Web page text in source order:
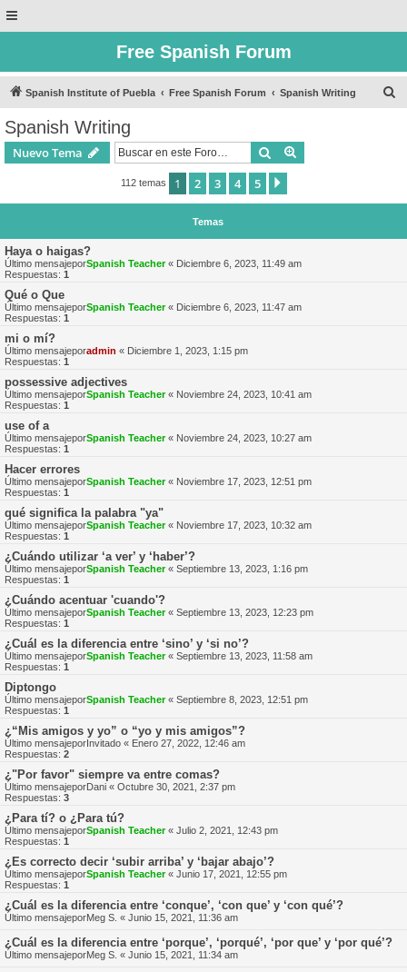
Free Spanish Forum
Spanish Institute of Puebla Free Spanish Forum Spanish Writing
Spanish Writing
Nuevo Tema Buscar
112 temas 1 2 3 4 5
Temas
Haya o haigas?
Último mensajeporSpanish Teacher« Diciembre 6, 2023, 11:49 am
Respuestas: 1
Qué o Que
Último mensajeporSpanish Teacher« Diciembre 6, 2023, 11:47 am
Respuestas: 1
mi o mí?
Último mensajeporadmin « Diciembre 1, 2023, 1:15 pm
Respuestas: 1
possessive adjectives
Último mensajeporSpanish Teacher« Noviembre 24, 2023, 10:41 am
Respuestas: 1
use of a
Último mensajeporSpanish Teacher« Noviembre 24, 2023, 10:27 am
Respuestas: 1
Hacer errores
Último mensajeporSpanish Teacher« Noviembre 17, 2023, 12:51 pm
Respuestas: 1
qué significa la palabra "ya"
Último mensajeporSpanish Teacher« Noviembre 17, 2023, 10:32 am
Respuestas: 1
¿Cuándo utilizar ‘a ver’ y ‘haber’?
Último mensajeporSpanish Teacher« Septiembre 13, 2023, 1:16 pm
Respuestas: 1
¿Cuándo acentuar 'cuando'?
Último mensajeporSpanish Teacher« Septiembre 13, 2023, 12:23 pm
Respuestas: 1
¿Cuál es la diferencia entre ‘sino’ y ‘si no’?
Último mensajeporSpanish Teacher« Septiembre 13, 2023, 11:58 am
Respuestas: 1
Diptongo
Último mensajeporSpanish Teacher« Septiembre 8, 2023, 12:51 pm
Respuestas: 1
¿“Mis amigos y yo” o “yo y mis amigos”?
Último mensajeporInvitado « Enero 27, 2022, 12:46 am
Respuestas: 2
¿"Por favor" siempre va entre comas?
Último mensajeporDani « Octubre 30, 2021, 2:37 pm
Respuestas: 3
¿Para tí? o ¿Para tú?
Último mensajeporSpanish Teacher« Julio 2, 2021, 12:43 pm
Respuestas: 1
¿Es correcto decir ‘subir arriba’ y ‘bajar abajo’?
Último mensajeporSpanish Teacher« Junio 17, 2021, 12:55 pm
Respuestas: 1
¿Cuál es la diferencia entre ‘conque’, ‘con que’ y ‘con qué’?
Último mensajeporMeg S. « Junio 15, 2021, 11:36 am
¿Cuál es la diferencia entre ‘porque’, ‘porqué’, ‘por que’ y ‘por qué’?
Último mensajeporMeg S. « Junio 15, 2021, 11:34 am